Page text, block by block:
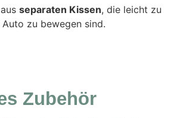
separaten Kissen, die leicht zu
zu bewegen sind.
Zubehör